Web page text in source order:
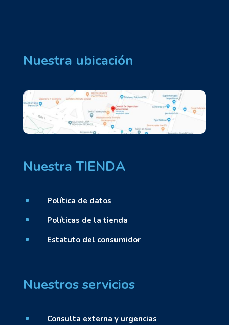
Nuestra ubicación
Nuestra TIENDA
^ Política de datos
^ Políticas de la tienda
^ Estatuto del consumidor
Nuestros servicios
^ Consulta externa y urgencias